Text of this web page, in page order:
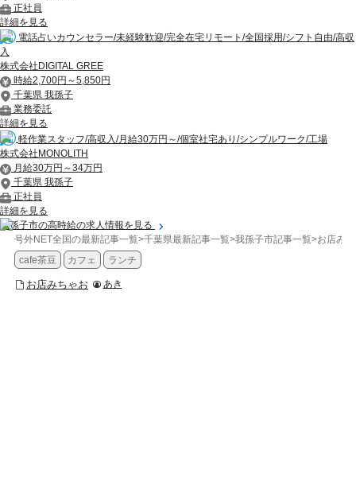
正社員
詳細を見る
電話占いカウンセラー/未経験歓迎/完全在宅リモート/全国採用/シフト自由/高収
入
株式会社DIGITAL GREE
時給2,700円～5,850円
千葉県 我孫子
業務委託
詳細を見る
軽作業スタッフ/高収入/月給30万円～/個室社宅あり/シンプルワーク/工場
株式会社MONOLITH
月給30万円～34万円
千葉県 我孫子
正社員
詳細を見る
我孫子市の高時給の求人情報を見る
号外NET全国の最新記事一覧>千葉県最新記事一覧>我孫子市記事一覧>お店み
cafe茶豆
カフェ ランチ
お店みちゃお あき